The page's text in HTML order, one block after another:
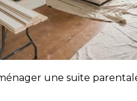
une suite